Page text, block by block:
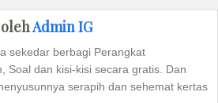
Admin IG
sekedar berbagi Perangkat
Soal dan kisi-kisi secara gratis. Dan
serapih dan sehemat kertas